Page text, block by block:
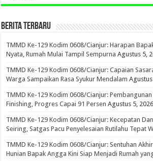
BERITA TERBARU
TMMD Ke-129 Kodim 0608/Cianjur: Harapan
Nyata, Rumah Mulai Tampil Sempurna Agustus 5,
TMMD Ke-129 Kodim 0608/Cianjur: Capaian
Warga Sampaikan Rasa Syukur Mendalam
TMMD Ke-129 Kodim 0608/Cianjur: Pembangunan
Finishing, Progres Capai 91 Persen Agustus 5, 2026
TMMD Ke-129 Kodim 0608/Cianjur: Kecepatan
Seiring, Satgas Pacu Penyelesaian Rutilahu Tepat
TMMD Ke-129 Kodim 0608/Cianjur: Sentuhan
Hunian Bapak Angga Kini Siap Menjadi Rumah